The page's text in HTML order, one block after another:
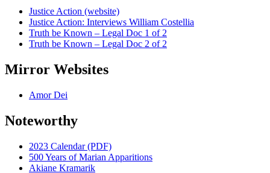
Justice Action (website)
Justice Action: Interviews William Costellia
Truth be Known – Legal Doc 1 of 2
Truth be Known – Legal Doc 2 of 2
Mirror Websites
Amor Dei
Noteworthy
2023 Calendar (PDF)
500 Years of Marian Apparitions
Akiane Kramarik